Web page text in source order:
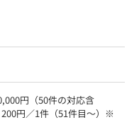
円（50件の対応含
円／1件（51件目～）※